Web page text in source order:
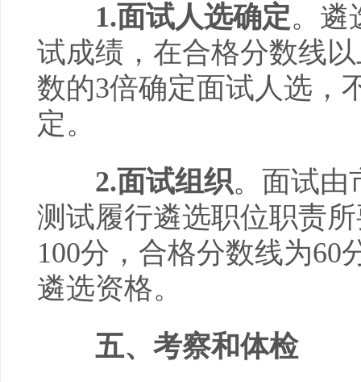
1.面试人选确定。遴
试成绩，在合格分数线
数的3倍确定面试人选，
定。
2.面试组织。面试由
测试履行遴选职位职责
100分，合格分数线为60
遴选资格。
五、考察和体检